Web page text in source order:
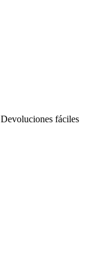
Devoluciones fáciles